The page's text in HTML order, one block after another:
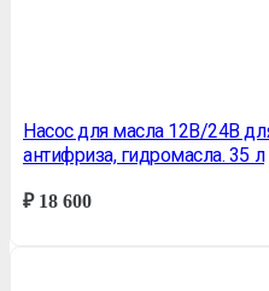
Насос для масла 12В/24В
антифриза, гидромасла. 35 л
₽18 600